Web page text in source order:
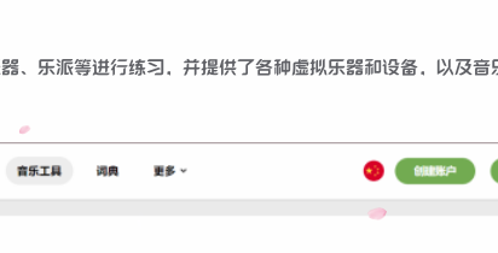
、乐派等进行练习，并提供了各种虚拟乐器和设备，以及